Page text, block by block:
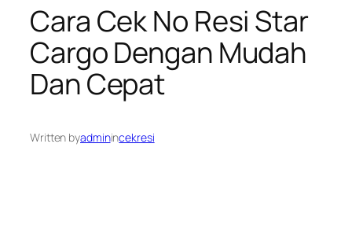
Cara Cek No Resi Star
Cargo Dengan Mudah
Dan Cepat
Written byadminincekresi